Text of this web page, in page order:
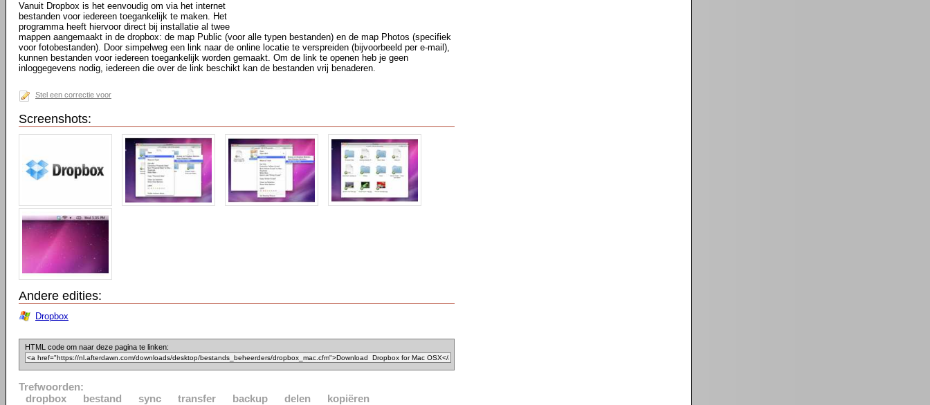
Vanuit Dropbox is het eenvoudig om via het internet
bestanden voor iedereen toegankelijk te maken. Het
programma heeft hiervoor direct bij installatie al twee
mappen aangemaakt in de dropbox: de map Public (voor alle typen bestanden) en de map Photos (specifiek
voor fotobestanden). Door simpelweg een link naar de online locatie te verspreiden (bijvoorbeeld per e-mail),
kunnen bestanden voor iedereen toegankelijk worden gemaakt. Om de link te openen heb je geen
inloggegevens nodig, iedereen die over de link beschikt kan de bestanden vrij benaderen.
Stel een correctie voor
Screenshots:
Andere edities:
Dropbox
HTML code om naar deze pagina te linken:
Trefwoorden:
dropbox
bestand sync transfer backup delen kopiëren